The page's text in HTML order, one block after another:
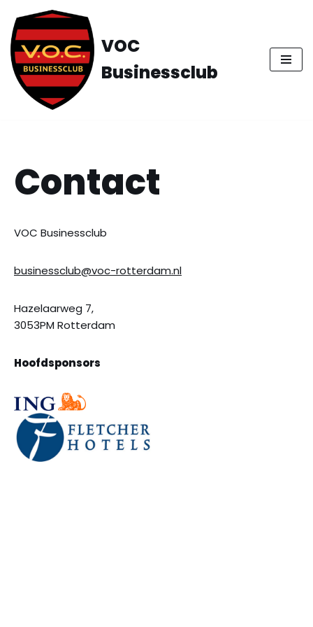
Ga
naar
de
inhoud
VOC
Businessclub
Contact
VOC Businessclub
businessclub@voc-rotterdam.nl
Hazelaarweg 7,
3053PM Rotterdam
Hoofdsponsors